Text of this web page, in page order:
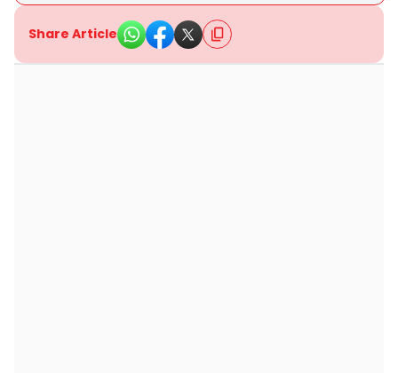
Share Article